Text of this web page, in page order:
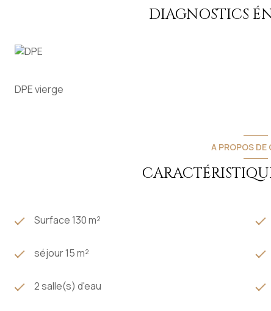
Un garage attenant de 18 m² complète ce bien. Idéal
Contact : Carol Niewidziala 0660677363DIAGNOSTICS
DPE vierge
A PROPOS DE
Surface 130 m²
séjour 15 m²
2 salle(s) d'eau